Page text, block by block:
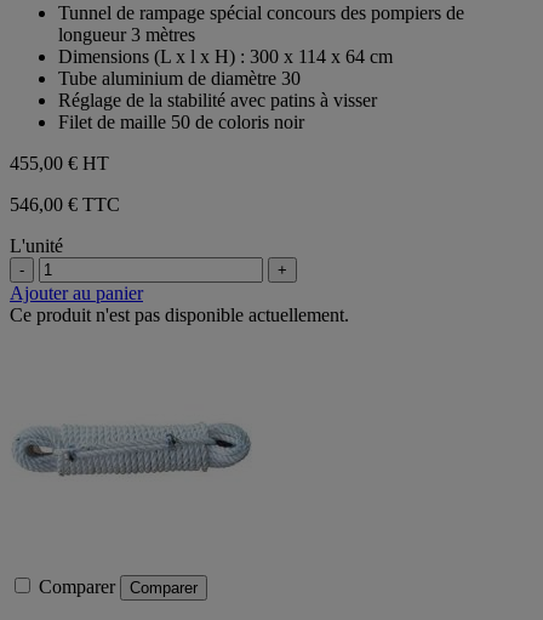
étoiles.
Tunnel de rampage spécial concours des pompiers de
longueur 3 mètres
Dimensions (L x l x H) : 300 x 114 x 64 cm
Tube aluminium de diamètre 30
Réglage de la stabilité avec patins à visser
Filet de maille 50 de coloris noir
455,00 € HT
546,00 € TTC
L'unité
- +
Ajouter au panier
Ce produit n'est pas disponible actuellement.
Comparer Comparer